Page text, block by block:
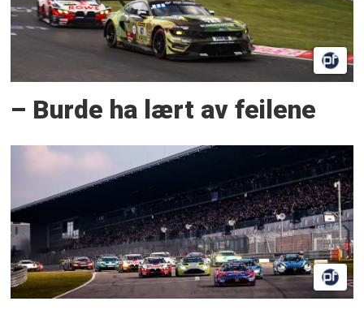
– Burde ha lært av feilene